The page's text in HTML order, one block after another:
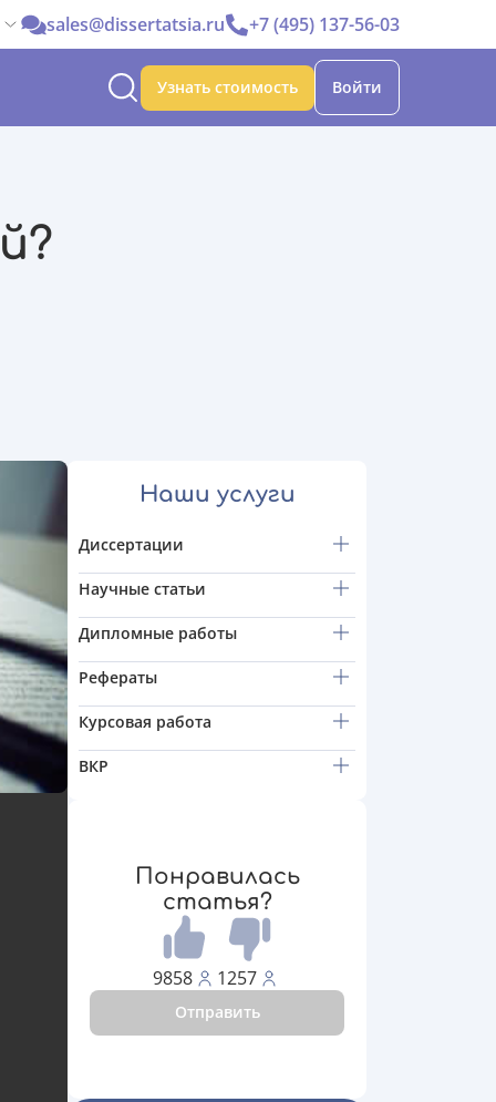
sales@dissertatsia.ru +7 (495) 137-56-03
Узнать стоимость Войти
Наши услуги
Диссертации
Научные статьи
Дипломные работы
Рефераты
Курсовая работа
ВКР
Понравилась
статья?
9858 1257
Отправить